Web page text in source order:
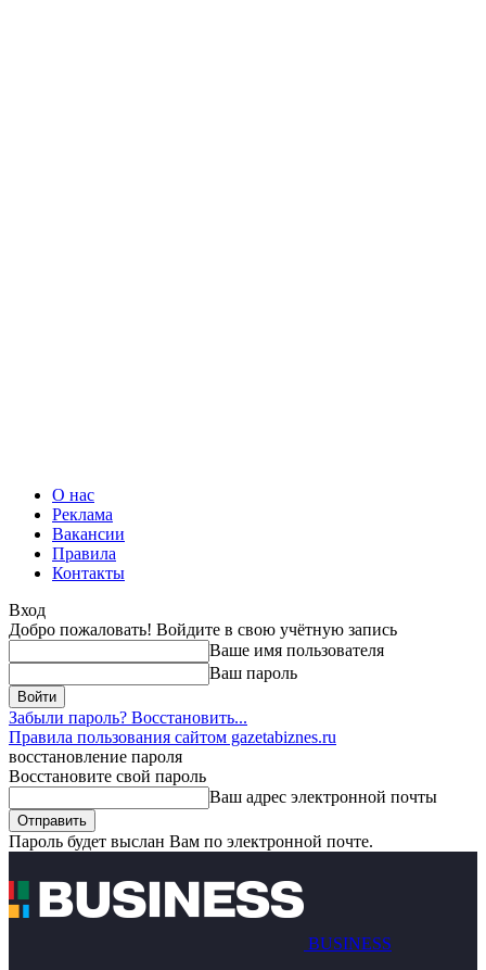
О нас
Реклама
Вакансии
Правила
Контакты
Вход
Добро пожаловать! Войдите в свою учётную запись
Ваше имя пользователя
Ваш пароль
Забыли пароль? Восстановить...
Правила пользования сайтом gazetabiznes.ru
восстановление пароля
Восстановите свой пароль
Ваш адрес электронной почты
Пароль будет выслан Вам по электронной почте.
BUSINESS